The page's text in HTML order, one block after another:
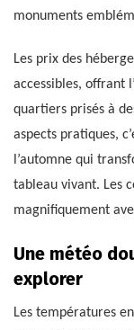
monuments
Les prix des
accessibles, offrant
quartiers prisés à
aspects pratiques,
l’automne qui
tableau vivant. Les
magnifiquement
Une météo
explorer
Les températures